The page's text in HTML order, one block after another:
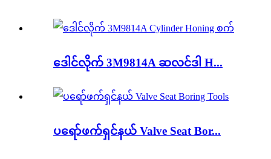
ဒေါင်လိုက် 3M9814A ဆလင်ဒါ H...
ပရော်ဖက်ရှင်နယ် Valve Seat Bor...